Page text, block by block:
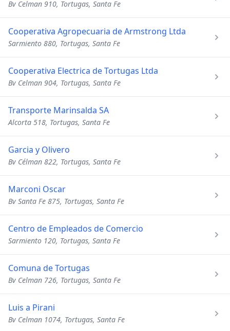
Bv Celman 910, Tortugas, Santa Fe
Cooperativa Agropecuaria de Armstrong Ltda
Sarmiento 880, Tortugas, Santa Fe
Cooperativa Electrica de Tortugas Ltda
Bv Celman 904, Tortugas, Santa Fe
Transporte Marinsalda SA
Alcorta 518, Tortugas, Santa Fe
Garcia y Olivero
Bv Célman 822, Tortugas, Santa Fe
Marconi Oscar
Bv Santa Fe 875, Tortugas, Santa Fe
Centro de Empleados de Comercio
Sarmiento 120, Tortugas, Santa Fe
Comuna de Tortugas
Bv Celman 726, Tortugas, Santa Fe
Luis a Pirani
Bv Celman 1074, Tortugas, Santa Fe